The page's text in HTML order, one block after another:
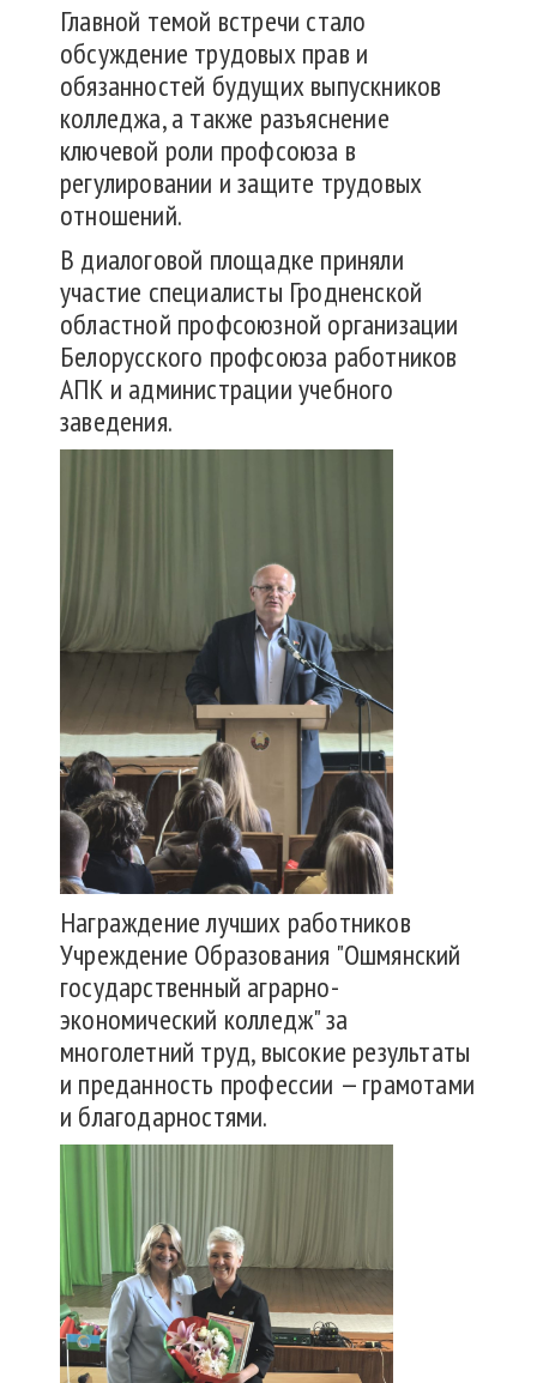
Главной темой встречи стало
обсуждение трудовых прав и
обязанностей будущих выпускников
колледжа, а также разъяснение
ключевой роли профсоюза в
регулировании и защите трудовых
отношений.
В диалоговой площадке приняли
участие специалисты Гродненской
областной профсоюзной организации
Белорусского профсоюза работников
АПК и администрации учебного
заведения.
Награждение лучших работников
Учреждение Образования "Ошмянский
государственный аграрно-
экономический колледж" за
многолетний труд, высокие результаты
и преданность профессии — грамотами
и благодарностями.